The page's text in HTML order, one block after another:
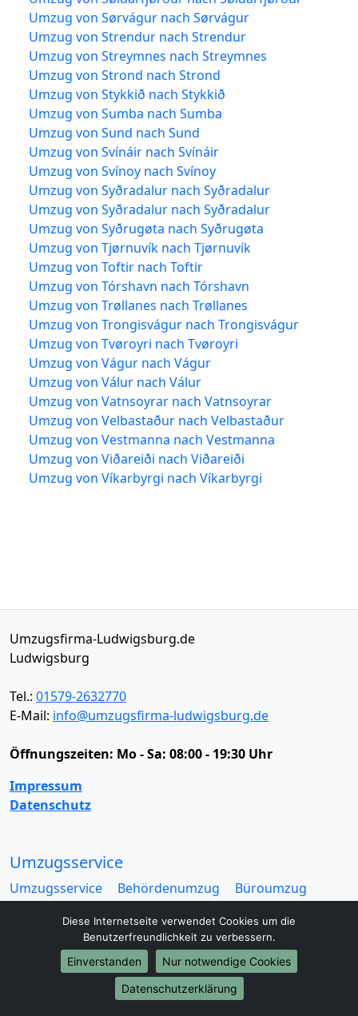
Umzug von Sørvágur nach Sørvágur
Umzug von Strendur nach Strendur
Umzug von Streymnes nach Streymnes
Umzug von Strond nach Strond
Umzug von Stykkið nach Stykkið
Umzug von Sumba nach Sumba
Umzug von Sund nach Sund
Umzug von Svínáir nach Svínáir
Umzug von Svínoy nach Svínoy
Umzug von Syðradalur nach Syðradalur
Umzug von Syðradalur nach Syðradalur
Umzug von Syðrugøta nach Syðrugøta
Umzug von Tjørnuvík nach Tjørnuvík
Umzug von Toftir nach Toftir
Umzug von Tórshavn nach Tórshavn
Umzug von Trøllanes nach Trøllanes
Umzug von Trongisvágur nach Trongisvágur
Umzug von Tvøroyri nach Tvøroyri
Umzug von Vágur nach Vágur
Umzug von Válur nach Válur
Umzug von Vatnsoyrar nach Vatnsoyrar
Umzug von Velbastaður nach Velbastaður
Umzug von Vestmanna nach Vestmanna
Umzug von Viðareiði nach Viðareiði
Umzug von Víkarbyrgi nach Víkarbyrgi
Umzugsfirma-Ludwigsburg.de
Ludwigsburg
Tel.: 01579-2632770
E-Mail: info@umzugsfirma-ludwigsburg.de
Öffnungszeiten: Mo - Sa: 08:00 - 19:30 Uhr
Impressum
Datenschutz
Umzugsservice
Umzugsservice Behördenumzug
Büroumzug
Mini Umzug
Praxisumzug
Privatumzug
Seniorenumzug
Studentenumzug
Beiladung
Entrümpelung
Halteverbotszone
Klaviertransport
Haushaltsauflösung
Möbeltaxi
Möbelmitfahrzentrale
Umzugskartons
Diese Internetseite verwendet Cookies um die
Benutzerfreundlichkeit zu verbessern.
Einverstanden
Nur notwendige Cookies
Datenschutzerklärung